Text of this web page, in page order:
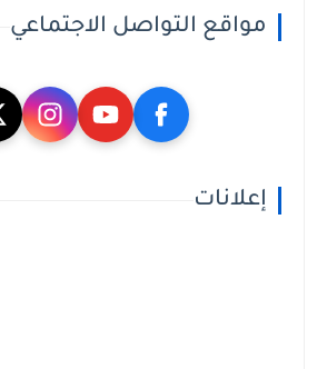
مواقع التواصل الاجتماعي
إعلانات